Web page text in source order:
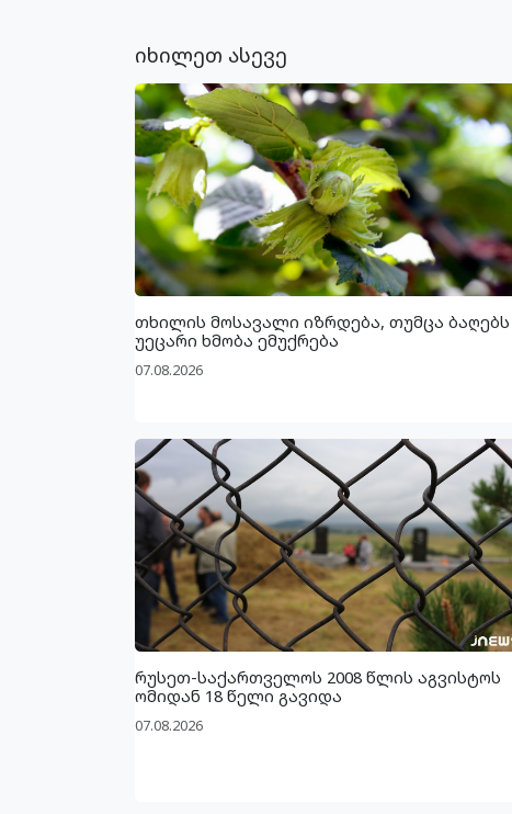
იხილეთ ასევე
თხილის მოსავალი იზრდება, თუმცა ბაღებს
უეცარი ხმობა ემუქრება
07.08.2026
რუსეთ-საქართველოს 2008 წლის აგვისტოს
ომიდან 18 წელი გავიდა
07.08.2026